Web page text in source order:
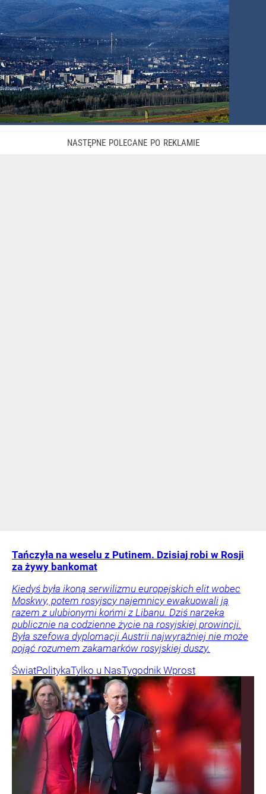
Tańczyła na weselu z Putinem. Dzisiaj robi w Rosji
za żywy bankomat
Kiedyś była ikoną serwilizmu europejskich elit wobec
Moskwy, potem rosyjscy najemnicy ewakuowali ją
razem z ulubionymi końmi z Libanu. Dziś narzeka
publicznie na codzienne życie na rosyjskiej prowincji.
Była szefowa dyplomacji Austrii najwyraźniej nie może
pojąć rozumem zakamarków rosyjskiej duszy.
ŚwiatPolitykaTylko u NasTygodnik Wprost